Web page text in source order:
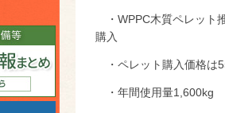
・WPPC木質ペレット
購入
・ペレット購入価格は
・年間使用量1,600kg